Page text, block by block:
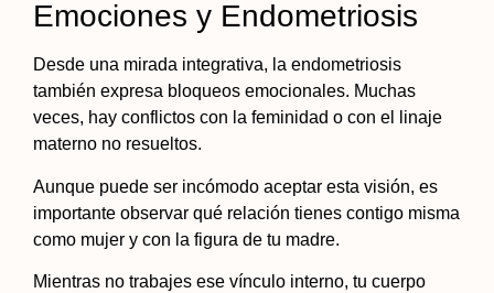
Emociones y Endometriosis
Desde una mirada integrativa, la endometriosis
también expresa bloqueos emocionales. Muchas
veces, hay conflictos con la feminidad o con el linaje
materno no resueltos.
Aunque puede ser incómodo aceptar esta visión, es
importante observar qué relación tienes contigo misma
como mujer y con la figura de tu madre.
Mientras no trabajes ese vínculo interno, tu cuerpo